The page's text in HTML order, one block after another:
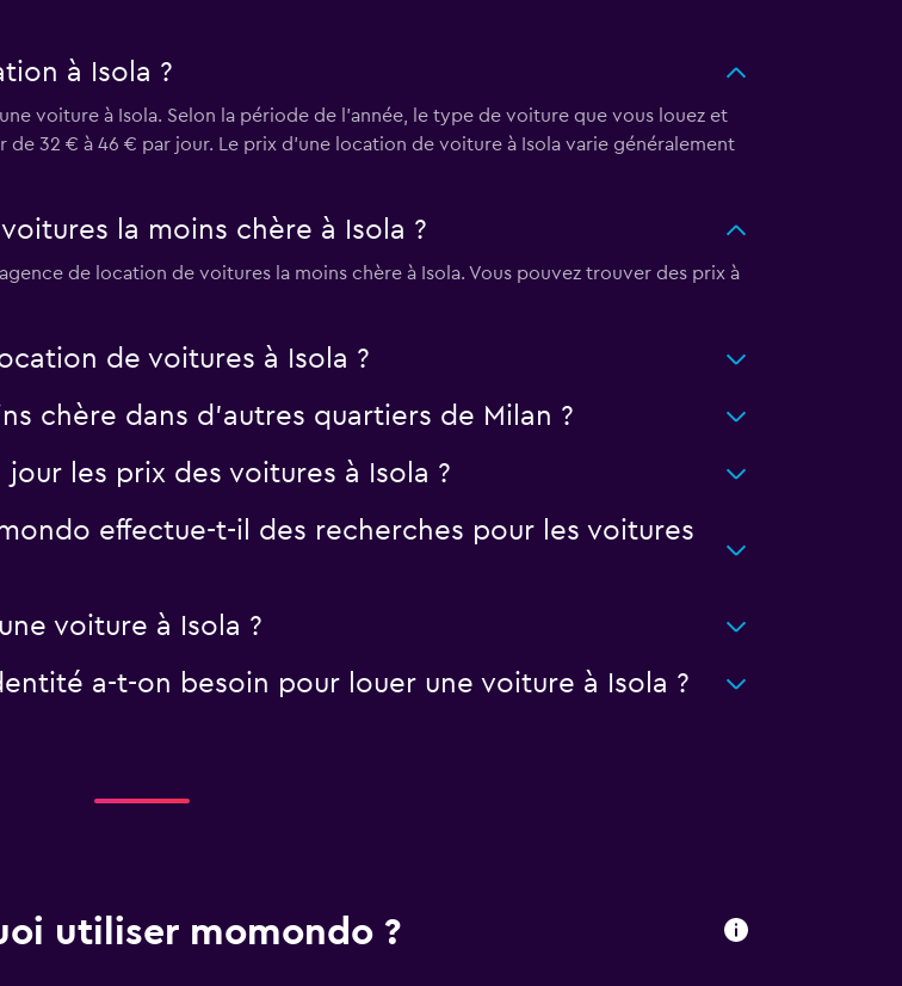
à Isola ?
voiture à Isola. Selon la période de l'année, le type de voiture que vous louez et
de 32 € à 46 € par jour. Le prix d'une location de voiture à Isola varie généralement
la moins chère à Isola ?
de location de voitures la moins chère à Isola. Vous pouvez trouver des prix à
de voitures à Isola ?
chère dans d’autres quartiers de Milan ?
les prix des voitures à Isola ?
effectue-t-il des recherches pour les voitures
voiture à Isola ?
a-t-on besoin pour louer une voiture à Isola ?
utiliser momondo ?